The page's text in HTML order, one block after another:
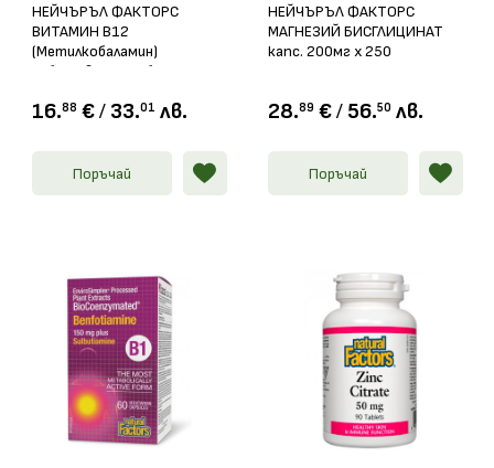
НЕЙЧЪРЪЛ ФАКТОРС
ВИТАМИН В12
(Метилкобаламин)
сублингвални таблетки
16.88 € / 33.01 лв.
Поръчай
НЕЙЧЪРЪЛ ФАКТОРС
МАГНЕЗИЙ БИСГЛИЦИНАТ
капс. 200мг х 250
28.89 € / 56.50 лв.
Поръчай